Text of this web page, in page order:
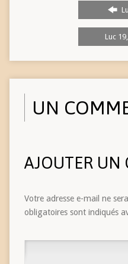
Luc
UN
AJOUTER UN
Votre adresse e-mail ne
obligatoires sont indiqués